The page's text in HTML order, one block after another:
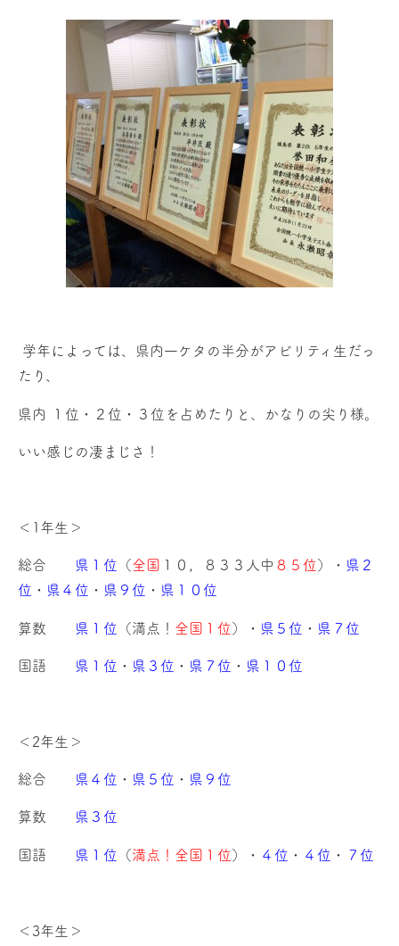
学年によっては、県内一ケタの半分がアビリティ生だっ
たり、
県内 １位・２位・３位を占めたりと、かなりの尖り様。
いい感じの凄まじさ！
＜1年生＞
総合 県１位 （全国 １０，８３３人中 ８５位）・ 県２
位 ・ 県４位 ・ 県９位 ・ 県１０位
算数 県１位 （満点！ 全国１位）・ 県５位 ・ 県７位
国語 県１位 ・ 県３位 ・ 県７位 ・ 県１０位
＜2年生＞
総合 県４位 ・ 県５位 ・ 県９位
算数 県３位
国語 県１位 （満点！全国１位）・ ４位 ・ ４位 ・ ７位
＜3年生＞